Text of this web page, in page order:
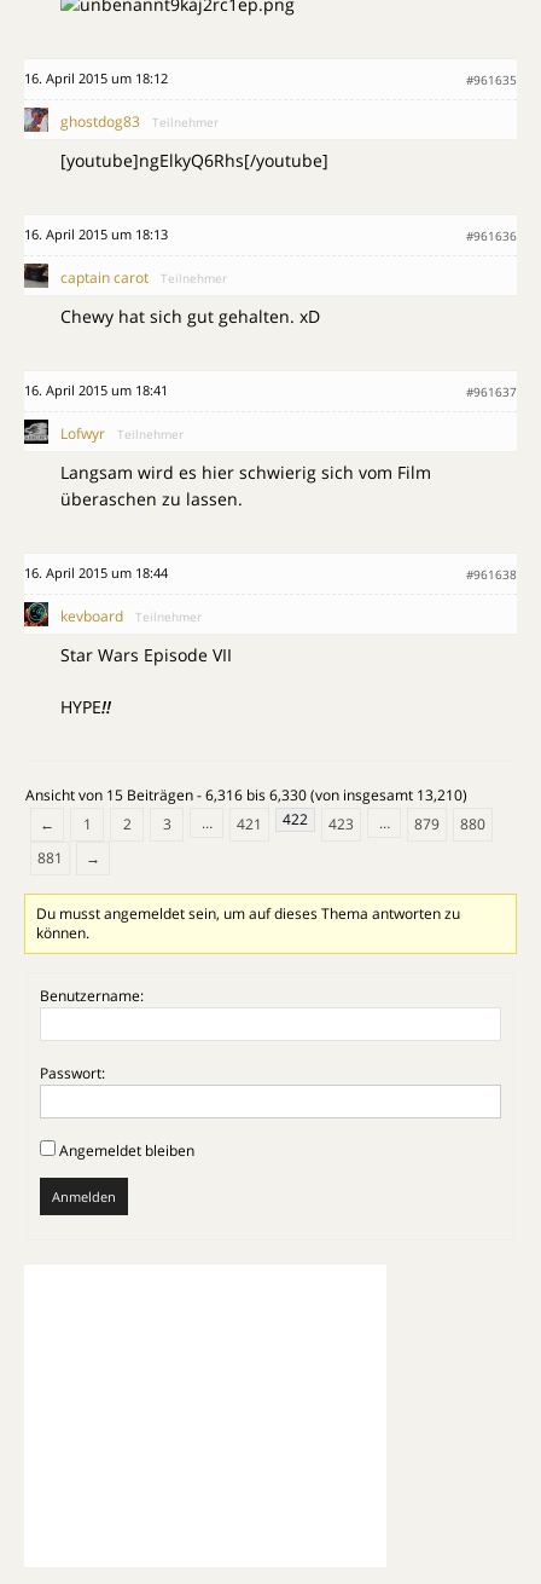
16. April 2015 um 18:12 #961635
ghostdog83 Teilnehmer
[youtube]ngElkyQ6Rhs[/youtube]
16. April 2015 um 18:13 #961636
captain carot Teilnehmer
Chewy hat sich gut gehalten. xD
16. April 2015 um 18:41 #961637
Lofwyr Teilnehmer
Langsam wird es hier schwierig sich vom Film
überaschen zu lassen.
16. April 2015 um 18:44 #961638
kevboard Teilnehmer
Star Wars Episode VII
HYPE!!
Ansicht von 15 Beiträgen - 6,316 bis 6,330 (von insgesamt 13,210)
←
1 2 3 … 421 422 423 … 879
880
881
→
Du musst angemeldet sein, um auf dieses Thema antworten zu
können.
Benutzername:
Passwort:
Angemeldet bleiben
Anmelden